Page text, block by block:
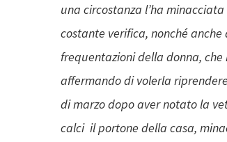
una circostanza l’ha
costante verifica, nonché
frequentazioni della donna,
affermando di volerla
di marzo dopo aver notato la
calci il portone della casa,